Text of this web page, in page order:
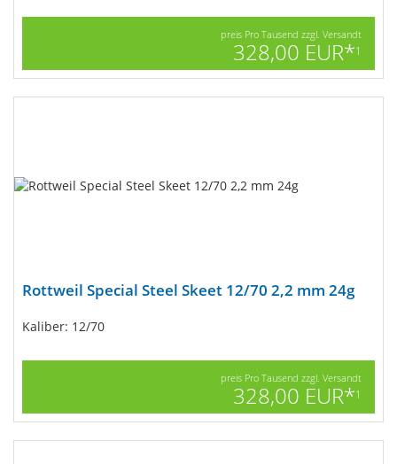
preis Pro Tausend zzgl. Versandt
328,00 EUR*1
Rottweil Special Steel Skeet 12/70 2,2 mm 24g
Kaliber: 12/70
preis Pro Tausend zzgl. Versandt
328,00 EUR*1